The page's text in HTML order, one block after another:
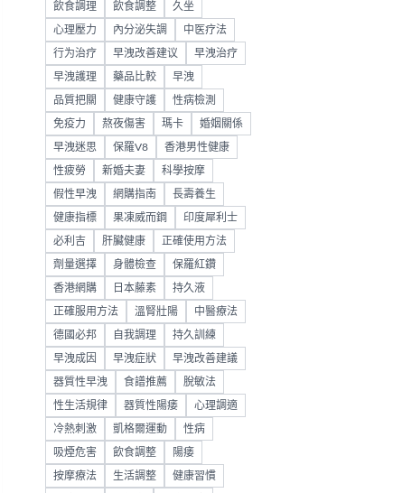
飲食調理 飲食調整 久坐
心理壓力 內分泌失調 中医疗法
行为治疗 早洩改善建议 早洩治疗
早洩護理 藥品比較 早洩
品質把關 健康守護 性病檢測
免疫力 熬夜傷害 瑪卡 婚姻關係
早洩迷思 保羅V8 香港男性健康
性疲勞 新婚夫妻 科學按摩
假性早洩 網購指南 長壽養生
健康指標 果凍威而鋼 印度犀利士
必利吉 肝臟健康 正確使用方法
劑量選擇 身體檢查 保羅紅鑽
香港網購 日本藤素 持久液
正確服用方法 溫腎壯陽 中醫療法
德國必邦 自我調理 持久訓練
早洩成因 早洩症狀 早洩改善建議
器質性早洩 食譜推薦 脫敏法
性生活規律 器質性陽痿 心理調適
冷熱刺激 凱格爾運動 性病
吸煙危害 飲食調整 陽痿
按摩療法 生活調整 健康習慣